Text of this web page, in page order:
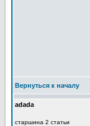
Вернуться к началу
adada
старшина 2 статьи